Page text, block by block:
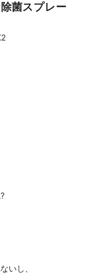
菌スプレー
いし、